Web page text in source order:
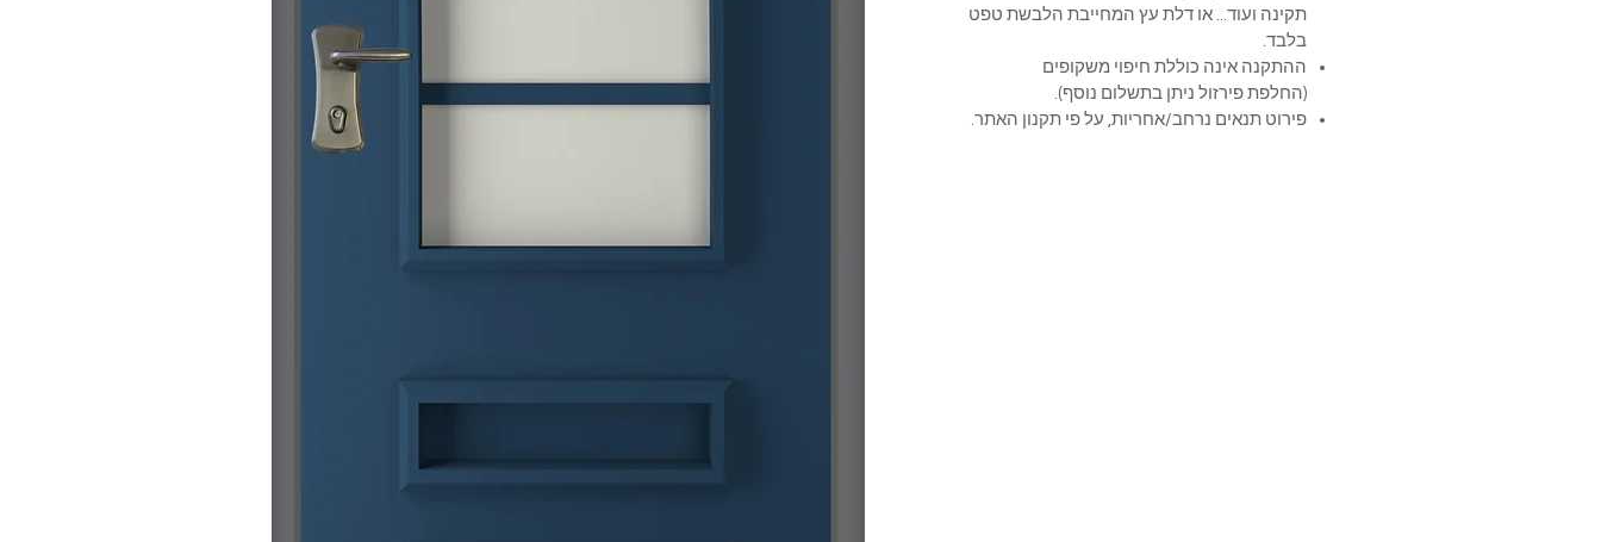
תקינה ועוד... או דלת עץ המחייבת הלבשת טפט
בלבד.
ההתקנה אינה כוללת חיפוי משקופים
(החלפת פירזול ניתן בתשלום נוסף).
פירוט תנאים נרחב/אחריות, על פי תקנון האתר.